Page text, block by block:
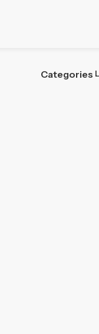
Categories